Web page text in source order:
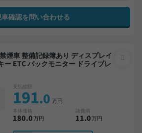
確認を問い合わせる
ー ETC バックモニター ドライブレ
支払総額
191.0 万円
本体価格
180.0万円
諸費用
11.0万円